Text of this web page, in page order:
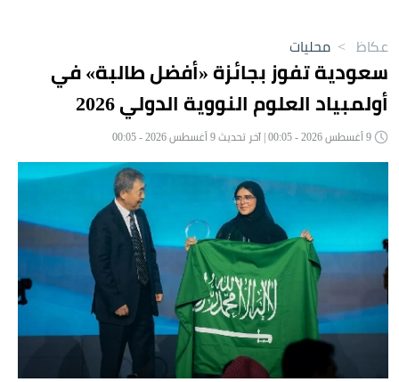
عكاظ > محليات
سعودية تفوز بجائزة «أفضل طالبة» في
أولمبياد العلوم النووية الدولي 2026